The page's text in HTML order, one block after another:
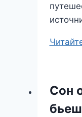
Сон